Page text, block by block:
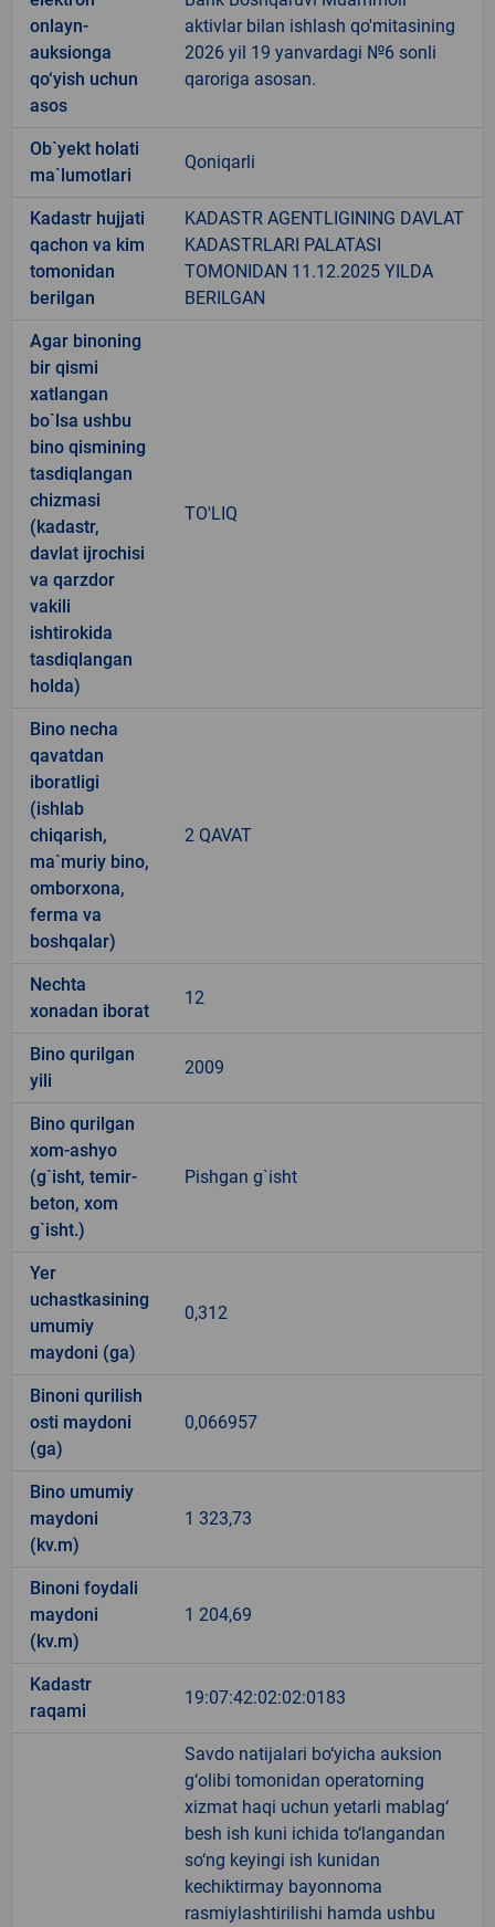
onlayn-
auksionga
qo‘yish uchun
asos
aktivlar bilan ishlash qo'mitasining
2026 yil 19 yanvardagi №6 sonli
qaroriga asosan.
Ob`yekt holati
ma`lumotlari
Qoniqarli
Kadastr hujjati
qachon va kim
tomonidan
berilgan
KADASTR AGENTLIGINING DAVLAT
KADASTRLARI PALATASI
TOMONIDAN 11.12.2025 YILDA
BERILGAN
Agar binoning
bir qismi
xatlangan
bo`lsa ushbu
bino qismining
tasdiqlangan
chizmasi
(kadastr,
davlat ijrochisi
va qarzdor
vakili
ishtirokida
tasdiqlangan
holda)
TO'LIQ
Bino necha
qavatdan
iboratligi
(ishlab
chiqarish,
ma`muriy bino,
omborxona,
ferma va
boshqalar)
2 QAVAT
Nechta
xonadan iborat
12
Bino qurilgan
yili
2009
Bino qurilgan
xom-ashyo
(g`isht, temir-
beton, xom
g`isht.)
Pishgan g`isht
Yer
uchastkasining
umumiy
maydoni (ga)
0,312
Binoni qurilish
osti maydoni
(ga)
0,066957
Bino umumiy
maydoni
(kv.m)
1 323,73
Binoni foydali
maydoni
(kv.m)
1 204,69
Kadastr
raqami
19:07:42:02:02:0183
Savdo natijalari bo‘yicha auksion
g‘olibi tomonidan operatorning
xizmat haqi uchun yetarli mablag‘
besh ish kuni ichida to‘langandan
so‘ng keyingi ish kunidan
kechiktirmay bayonnoma
rasmiylashtirilishi hamda ushbu